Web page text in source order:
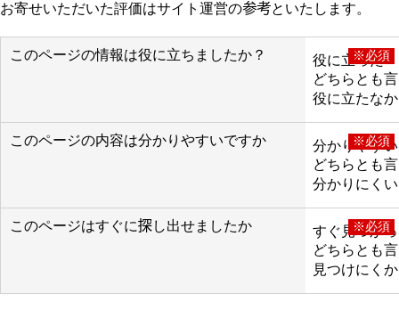
お寄せいただいた評価はサイト運営の参考といたします。
このページの情報は役に立ちましたか？ ※必須
役に立った
どちらとも
役に立たな
このページの内容は分かりやすいですか ※必須
分かりやすい
どちらとも
分かりにくい
このページはすぐに探し出せましたか ※必須
すぐ見つか
どちらとも
見つけにく